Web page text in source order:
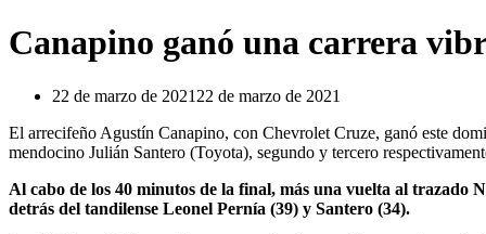
Canapino ganó una carrera
22 de marzo de 2021 22 de marzo de 2021
El arrecifeño Agustín Canapino, con Chevrolet Cruze, ganó este
mendocino Julián Santero (Toyota), segundo y tercero
Al cabo de los 40 minutos de la final, más una vuelta al trazado
detrás del tandilense Leonel Pernía (39) y Santero (34).